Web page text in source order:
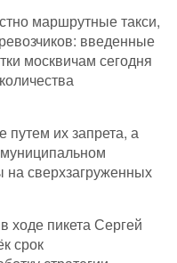
маршрутные такси,
введенные
москвичам сегодня
путем их запрета, а
на сверхзагруженных
пикета Сергей
срок